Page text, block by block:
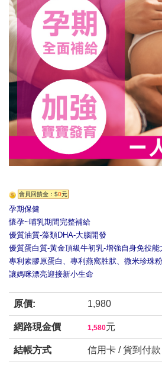
會員回饋金：$0元
孕期保健
懷孕~哺乳期間完整補給
優質油質-藻類DHA-大腦開發
優質蛋白質-黃金頂級牛初乳-增強自身免役能
專利素膠原蛋白、專利燕窩胜肰、微米珍珠
讓媽咪漂亮迎接新小生命
原價: 1,980
網路現金價 1,580元
結帳方式 信用卡 / 貨到付款